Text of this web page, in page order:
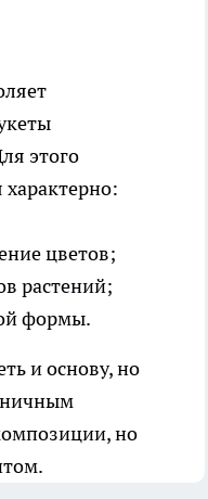
этого
характерно:
цветов;
растений;
формы.
и основу, но
но